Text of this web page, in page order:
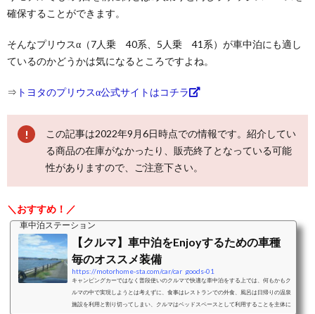
確保することができます。
そんなプリウスα（7人乗 40系、5人乗 41系）が車中泊にも適し
ているのかどうかは気になるところですよね。
⇒ トヨタのプリウスα公式サイトはコチラ
この記事は2022年9月6日時点での情報です。紹介してい
る商品の在庫がなかったり、販売終了となっている可能
性がありますので、ご注意下さい。
＼おすすめ！／
車中泊ステーション
【クルマ】車中泊をEnjoyするための車種
毎のオススメ装備
https://motorhome-sta.com/car/car_goods-01
キャンピングカーではなく普段使いのクルマで快適な車中泊をする上では、何もかもク
ルマの中で実現しようとは考えずに、食事はレストランでの外食、風呂は日帰りの温泉
施設を利用と割り切ってしまい、クルマはベッドスペースとして利用することを主体に